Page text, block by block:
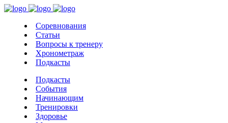
Соревнования
Статьи
Вопросы к тренеру
Хронометраж
Подкасты
Подкасты
События
Начинающим
Тренировки
Здоровье